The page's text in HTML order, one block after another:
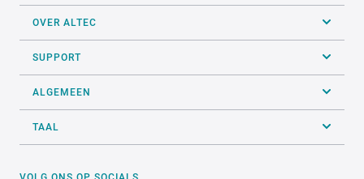
OVER ALTEC
SUPPORT
ALGEMEEN
TAAL